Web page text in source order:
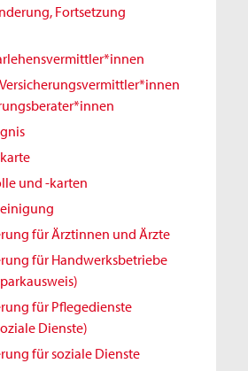
Fortsetzung
und -karten
für Ärztinnen und Ärzte
für Handwerksbetriebe
für Pflegedienste
Dienste)
für soziale Dienste